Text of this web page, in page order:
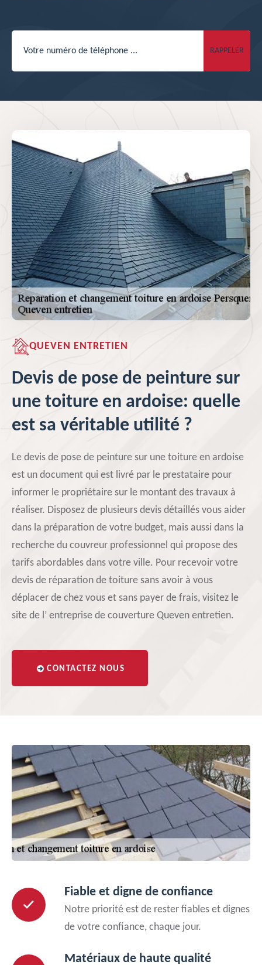
QUEVEN ENTRETIEN
Devis de pose de peinture sur
une toiture en ardoise: quelle
est sa véritable utilité ?
Le devis de pose de peinture sur une toiture en ardoise
est un document qui est livré par le prestataire pour
informer le propriétaire sur le montant des travaux à
réaliser. Disposez de plusieurs devis détaillés vous aider
dans la préparation de votre budget, mais aussi dans la
recherche du couvreur professionnel qui propose des
tarifs abordables dans votre ville. Pour recevoir votre
devis de réparation de toiture sans avoir à vous
déplacer de chez vous et sans payer de frais, visitez le
site de l’ entreprise de couverture Queven entretien.
CONTACTEZ NOUS
Fiable et digne de confiance
Notre priorité est de rester fiables et dignes
de votre confiance, chaque jour.
Matériaux de haute qualité